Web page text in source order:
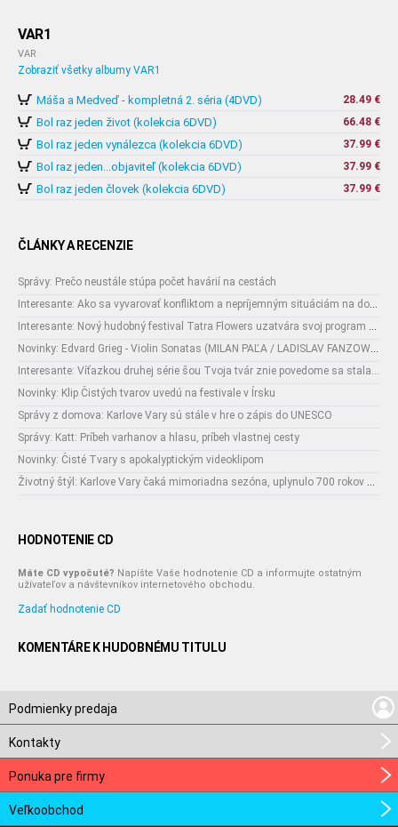
VAR1
VAR
Zobraziť všetky albumy VAR1
Máša a Medveď - kompletná 2. séria (4DVD) 28.49 €
Bol raz jeden život (kolekcia 6DVD) 66.48 €
Bol raz jeden vynálezca (kolekcia 6DVD) 37.99 €
Bol raz jeden...objaviteľ (kolekcia 6DVD) 37.99 €
Bol raz jeden človek (kolekcia 6DVD) 37.99 €
ČLÁNKY A RECENZIE
Správy: Prečo neustále stúpa počet havárií na cestách
Interesante: Ako sa vyvarovať konfliktom a nepríjemným situáciám na dovolenke
Interesante: Nový hudobný festival Tatra Flowers uzatvára svoj program naozajstnou špecialitou:
Novinky: Edvard Grieg - Violin Sonatas (MILAN PAĽA / LADISLAV FANZOWITZ)
Interesante: Víťazkou druhej série šou Tvoja tvár znie povedome sa stala...
Novinky: Klip Čistých tvarov uvedú na festivale v Írsku
Správy z domova: Karlove Vary sú stále v hre o zápis do UNESCO
Správy: Katt: Príbeh varhanov a hlasu, príbeh vlastnej cesty
Novinky: Čisté Tvary s apokalyptickým videoklipom
Životný štýl: Karlove Vary čaká mimoriadna sezóna, uplynulo 700 rokov od narodenia ich zakladateľa
HODNOTENIE CD
Máte CD vypočuté? Napíšte Vaše hodnotenie CD a informujte ostatným
užívateľov a návštevníkov internetového obchodu.
Zadať hodnotenie CD
KOMENTÁRE K HUDOBNÉMU TITULU
Podmienky predaja
Kontakty
Ponuka pre firmy
Veľkoobchod